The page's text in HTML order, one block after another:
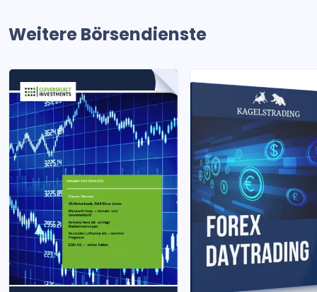
Weitere Börsendienste